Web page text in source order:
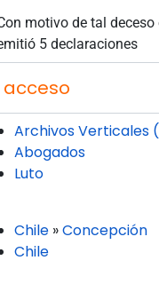
motivo de tal deceso
5 declaraciones
acceso
Archivos Verticales
Abogados
Luto
Chile »Concepción
Chile